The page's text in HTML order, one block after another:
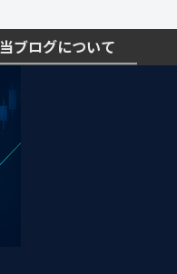
当ブログについて